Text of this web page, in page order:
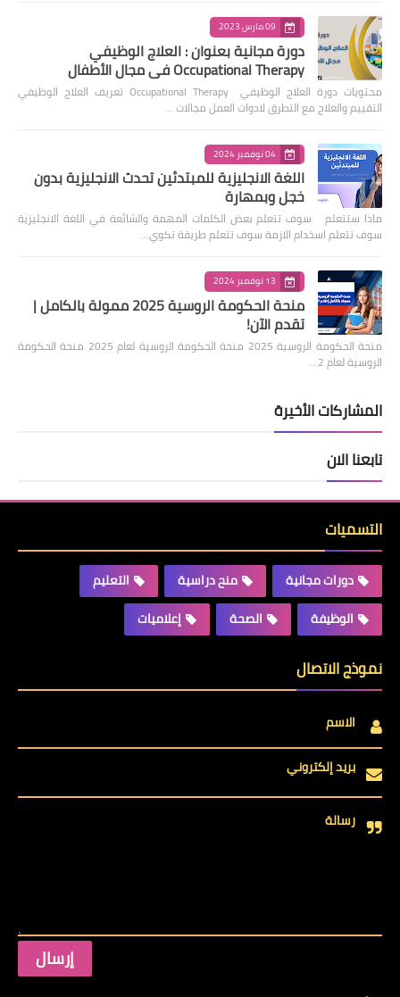
09 مارس 2023
دورة مجانية بعنوان : العلاج الوظيفي
Occupational Therapy في مجال الأطفال
محتويات دورة العلاج الوظيفي Occupational Therapy تعريف العلاج الوظيفي
التقييم والعلاج مع التطرق لادوات العمل مجالات …
04 نوفمبر 2024
اللغة الانجليزية للمبتدئين تحدث الانجليزية بدون
خجل وبمهارة
ماذا ستتعلم سوف تتعلم بعض الكلمات المهمة والشائعة في اللغة الانجليزية
سوف تتعلم اسخدام الازمة سوف تتعلم طريقة تكوي…
13 نوفمبر 2024
منحة الحكومة الروسية 2025 ممولة بالكامل |
تقدم الآن!
منحة الحكومة الروسية 2025 منحة الحكومة الروسية لعام 2025 منحة الحكومة
الروسية لعام 2…
المشاركات الأخيرة
تابعنا الان
التسميات
دورات مجانية منح دراسية
التعليم
الوظيفة
الصحة إعلاميات
نموذج الاتصال
الاسم
بريد إلكتروني
رسالة